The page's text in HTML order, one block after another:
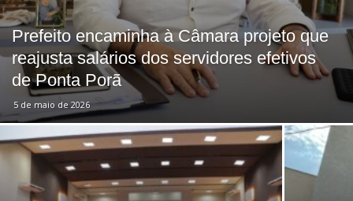
Prefeito encaminha à Câmara projeto que
reajusta salários dos servidores efetivos
de Ponta Porã
5 de maio de 2026